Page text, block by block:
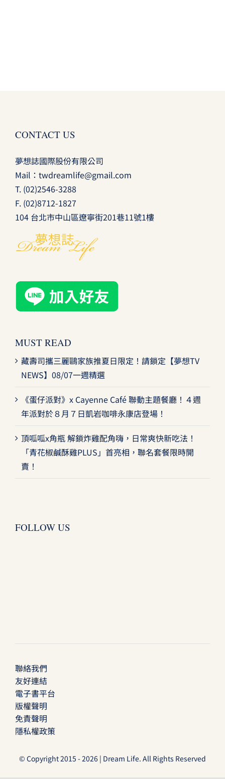
CONTACT US
夢想誌國際股份有限公司
Mail： twdreamlife@gmail.com
T. (02)2546-3288
F. (02)8712-1827
104 台北市中山區遼寧街201巷11號1樓
MUST READ
藏壽司攜三麗鷗家族推夏日限定！請鎖定【夢想TV
NEWS】08/07一週精選
《蛋仔派對》x Cayenne Café 聯動主題餐廳！４週
年派對於８月７日凱岩咖啡永康店登場！
頂呱呱x角瓶 解鎖炸雞配角嗨，日常爽快新吃法！
「青花椒鹹酥雞PLUS」首亮相，聯名套餐限時開
賣！
FOLLOW US
聯絡我們
友好連結
電子書平台
版權聲明
免責聲明
隱私權政策
© Copyright 2015 - 2026 | Dream Life. All Rights Reserved